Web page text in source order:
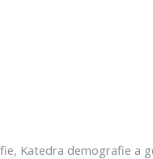
Katedra demografie a